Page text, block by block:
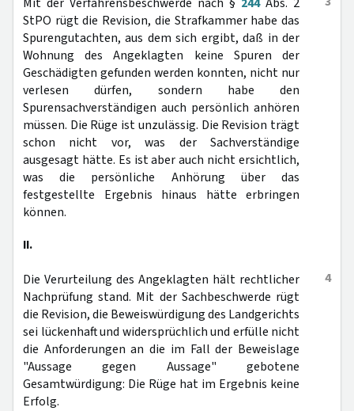
StPO rügt die Revision, die Strafkammer habe das
Spurengutachten, aus dem sich ergibt, daß in der
Wohnung des Angeklagten keine Spuren der
Geschädigten gefunden werden konnten, nicht nur
verlesen dürfen, sondern habe den
Spurensachverständigen auch persönlich anhören
müssen. Die Rüge ist unzulässig. Die Revision trägt
schon nicht vor, was der Sachverständige
ausgesagt hätte. Es ist aber auch nicht ersichtlich,
was die persönliche Anhörung über das
festgestellte Ergebnis hinaus hätte erbringen
können.
II.
4
Die Verurteilung des Angeklagten hält rechtlicher
Nachprüfung stand. Mit der Sachbeschwerde rügt
die Revision, die Beweiswürdigung des Landgerichts
sei lückenhaft und widersprüchlich und erfülle nicht
die Anforderungen an die im Fall der Beweislage
"Aussage gegen Aussage" gebotene
Gesamtwürdigung: Die Rüge hat im Ergebnis keine
Erfolg.